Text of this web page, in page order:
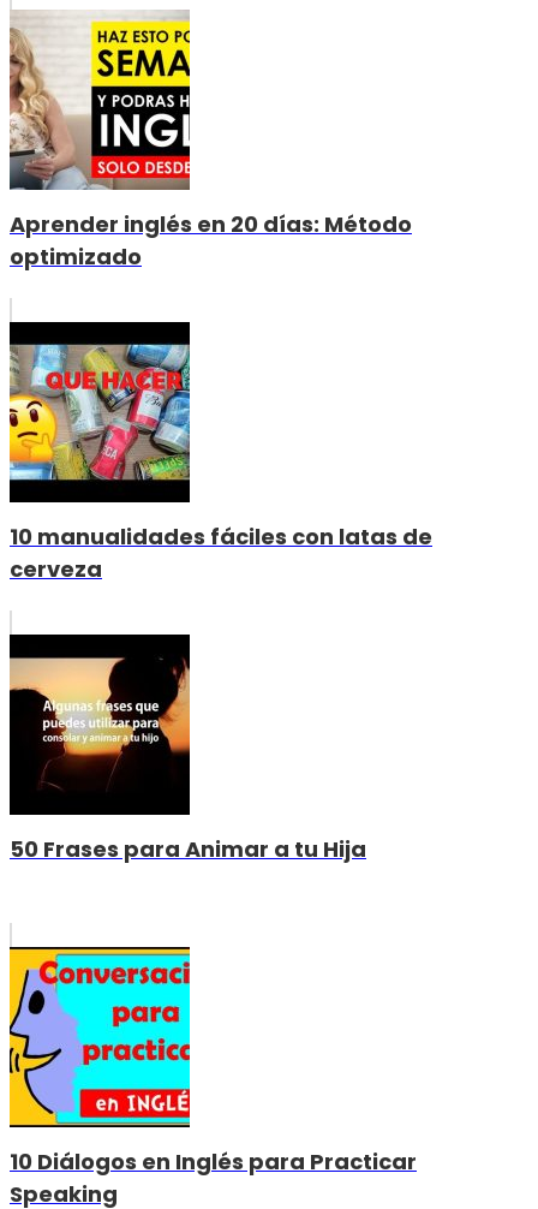
Aprender inglés en 20 días: Método
optimizado
10 manualidades fáciles con latas de
cerveza
50 Frases para Animar a tu Hija
10 Diálogos en Inglés para Practicar
Speaking